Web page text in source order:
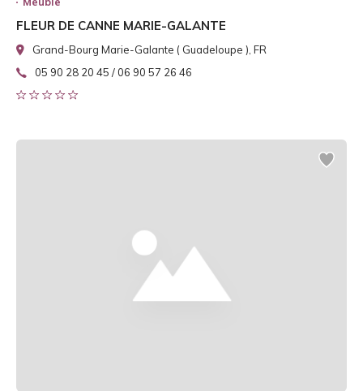
FLEUR DE CANNE MARIE-GALANTE
Grand-Bourg Marie-Galante ( Guadeloupe ), FR
05 90 28 20 45 / 06 90 57 26 46